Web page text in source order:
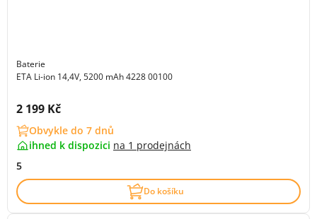
Baterie
ETA Li-ion 14,4V, 5200 mAh 4228 00100
Cena s DPH:
2 199 Kč
Obvykle do 7 dnů
ihned k dispozici na 1 prodejnách
5
Do košíku